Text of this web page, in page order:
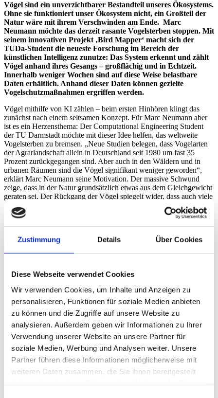
Zustimmung Details Über Cookies
Diese Webseite verwendet Cookies
Wir verwenden Cookies, um Inhalte und Anzeigen zu
personalisieren, Funktionen für soziale Medien anbieten
zu können und die Zugriffe auf unsere Website zu
analysieren. Außerdem geben wir Informationen zu Ihrer
Verwendung unserer Website an unsere Partner für
soziale Medien, Werbung und Analysen weiter. Unsere
Partner führen diese Informationen möglicherweise mit
weiteren Daten zusammen, die Sie ihnen bereitgestellt
Vögel sind ein unverzichtbarer Bestandteil unseres Ökosystems.
Ohne sie funktioniert unser Ökosystem nicht, ein Großteil der
Natur wäre mit ihrem Verschwinden am Ende. Marc
Neumann möchte das derzeit rasante Vogelsterben stoppen. Mit
seinem innovativen Projekt ‚Bird Mapper‘ macht sich der
TUDa-Student die neueste Forschung im Bereich der
künstlichen Intelligenz zunutze: Das System erkennt und zählt
Vögel anhand ihres Gesangs – großflächig und in Echtzeit.
Innerhalb weniger Wochen sind auf diese Weise belastbare
Daten erhältlich. Anhand dieser Daten können gezielte
Vogelschutzmaßnahmen ergriffen werden.
Vögel mithilfe von KI zählen – beim ersten Hinhören klingt das
zunächst nach einem seltsamen Konzept. Für Marc Neumann aber
ist es ein Herzensthema: Der Computational Engineering Student
der TU Darmstadt möchte mit dieser Idee helfen, das weltweite
Vogelsterben zu bremsen. „Neue Studien belegen, dass Vogelarten
der Agrarlandschaft allein in Deutschland seit 1980 um fast 35
Prozent zurückgegangen sind. Aber auch in den Wäldern und in
urbanen Räumen sind die Vögel signifikant weniger geworden“,
erklärt Marc Neumann seine Motivation. Der massive Schwund
zeige, dass in der Natur grundsätzlich etwas aus dem Gleichgewicht
geraten sei. Der Rückgang der Vögel spiegelt wider, dass auch viele
andere Arten zurückgehen, beispielsweise Insekten, Bestäuber, und
viele andere Organismen, die für die Biodiversität von großer
Marc ist leidenschaftlicher Softwareentwickler und Programmierer
mit starkem Draht zu künstlicher Intelligenz. Diese Expertise nutzt
er, um eine Datengrundlage zu generieren, die es erlaubt,
Maßnahmen einzuleiten, um das Vogelsterben zu bremsen und
langfristig zu verhindern. „Unsere momentanen Daten basieren auf
alten Methoden wie aufwendigen Kartierungen, die von
ehrenamtlichen Beobachtungen gestützt werden. Das ist gut genug
für eine grobe Schätzung der Gesamtsituation und um eine Prognose
für die nächsten 10 Jahre zu erstellen. Doch für viele Vogelarten
wird das bereits zu spät sein.“